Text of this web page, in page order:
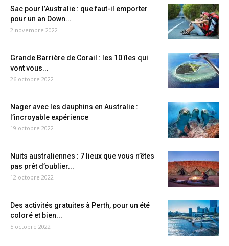
Sac pour l’Australie : que faut-il emporter
pour un an Down...
2 novembre 2022
Grande Barrière de Corail : les 10 îles qui
vont vous...
26 octobre 2022
Nager avec les dauphins en Australie :
l’incroyable expérience
19 octobre 2022
Nuits australiennes : 7 lieux que vous n’êtes
pas prêt d’oublier...
12 octobre 2022
Des activités gratuites à Perth, pour un été
coloré et bien...
5 octobre 2022